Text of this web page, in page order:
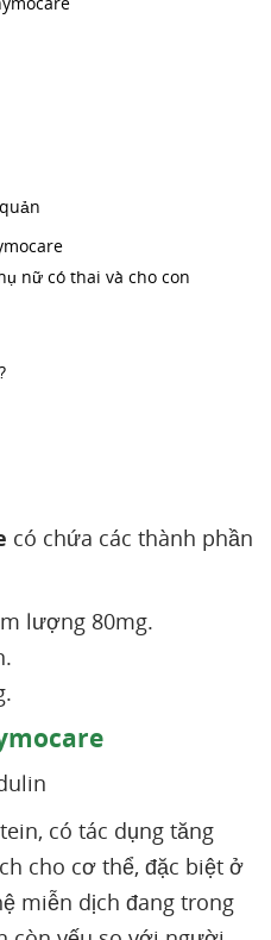
nữ có thai và cho con
có chứa các thành phần
lượng 80mg.
có tác dụng tăng
cho cơ thể, đặc biệt ở
miễn dịch đang trong